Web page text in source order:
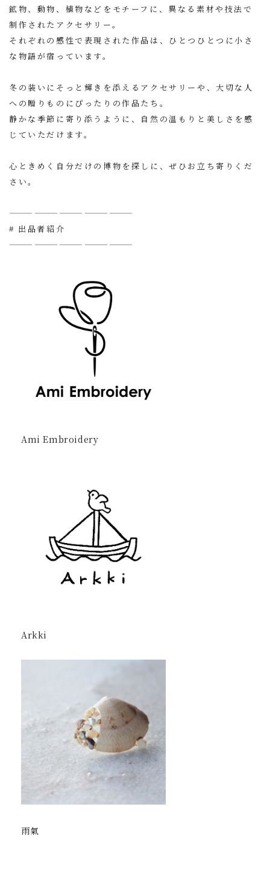
鉱物、動物、植物などをモチーフに、異なる素材や技法で
制作されたアクセサリー。
それぞれの感性で表現された作品は、ひとつひとつに小さ
な物語が宿っています。
冬の装いにそっと輝きを添えるアクセサリーや、大切な人
への贈りものにぴったりの作品たち。
静かな季節に寄り添うように、自然の温もりと美しさを感
じていただけます。
心ときめく自分だけの博物を探しに、ぜひお立ち寄りくだ
さい。
———————————————
# 出品者紹介
———————————————
Ami Embroidery
Arkki
雨氣